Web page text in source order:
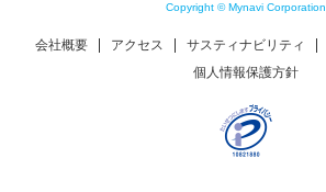
Copyright © Mynavi Corporation
会社概要 アクセス サスティナビリティ
個人情報保護方針